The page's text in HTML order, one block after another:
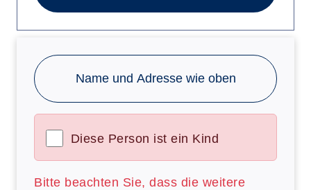
Name und Adresse wie oben
Diese Person ist ein Kind
Bitte beachten Sie, dass die weitere